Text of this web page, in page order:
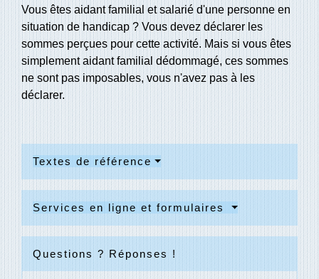
Vous êtes aidant familial et salarié d'une personne en
situation de handicap ? Vous devez déclarer les
sommes perçues pour cette activité. Mais si vous êtes
simplement aidant familial dédommagé, ces sommes
ne sont pas imposables, vous n'avez pas à les
déclarer.
Textes de référence
Services en ligne et formulaires
Questions ? Réponses !